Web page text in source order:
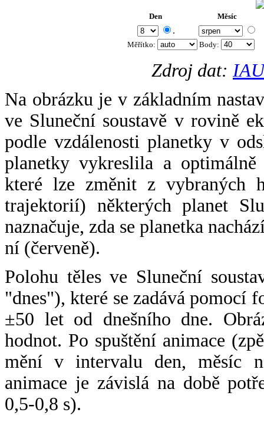
Den Měsíc
.
Měřítko: Body:
Zdroj dat:
Na obrázku je v základním
ve Sluneční soustavě v rovině
podle vzdálenosti planetky v
planetky vykreslila a
které lze změnit z vybraných
trajektorií) některých planet
naznačuje, zda se planetka
ní (červeně).
Polohu těles ve Sluneční
"dnes"), které se zadává pomocí
±50 let od dnešního dne.
hodnot. Po spuštění animace
mění v intervalu den, měsíc
animace je závislá na době
0,5-0,8 s).